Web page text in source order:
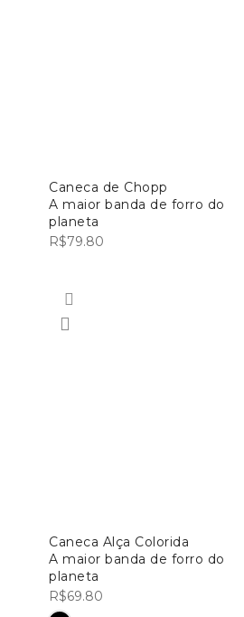
Caneca de Chopp
A maior banda de forro do
planeta
R$79.80
Caneca Alça Colorida
A maior banda de forro do
planeta
R$69.80